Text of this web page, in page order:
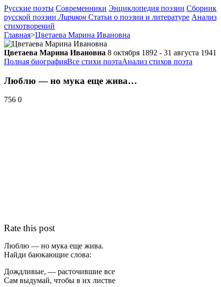
Русские поэты Современники Энциклопедия поэзии Сборник
русской поэзии Лирикон Статьи о поэзии и литературе Анализ
стихотворений
Главная>Цветаева Марина Ивановна
Цветаева Марина Ивановна 8 октября 1892 - 31 августа 1941
Полная биографияВсе стихи поэтаАнализ стихов поэта
Люблю — но мука еще жива…
756 0
Rate this post
Люблю — но мука еще жива.
Найди баюкающие слова:
Дождливые, — расточившие все
Сам выдумай, чтобы в их листве